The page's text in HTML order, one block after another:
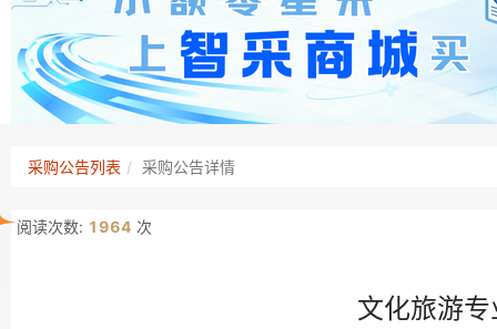
采购公告列表 采购公告详情
阅读次数: 1964 次
文化旅游